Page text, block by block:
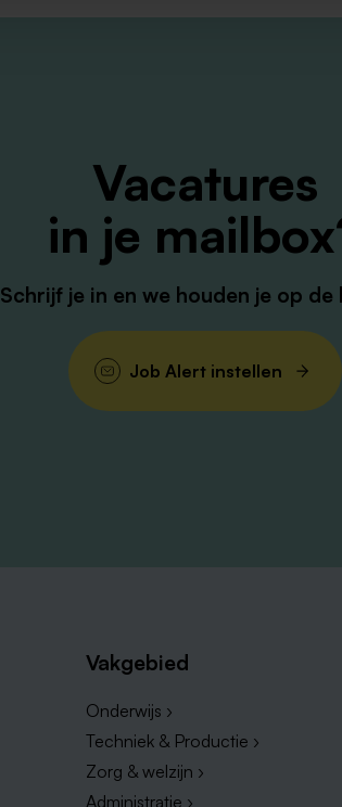
Vacatures
in je
Schrijf je in en we houden je op
Job Alert instellen
Vakgebied
Onderwijs ›
Techniek & Productie ›
Zorg & welzijn ›
Administratie ›